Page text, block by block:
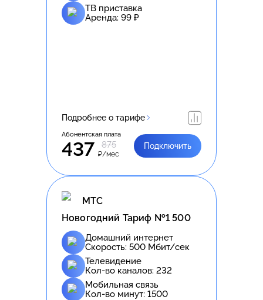
ТВ приставка
Аренда: 99 ₽
Подробнее о тарифе
Абонентская плата
437 875
₽/мес
Подключить
МТС
Новогодний Тариф №1 500
Домашний интернет
Скорость: 500 Мбит/сек
Телевидение
Кол-во каналов: 232
Мобильная связь
Кол-во минут: 1500